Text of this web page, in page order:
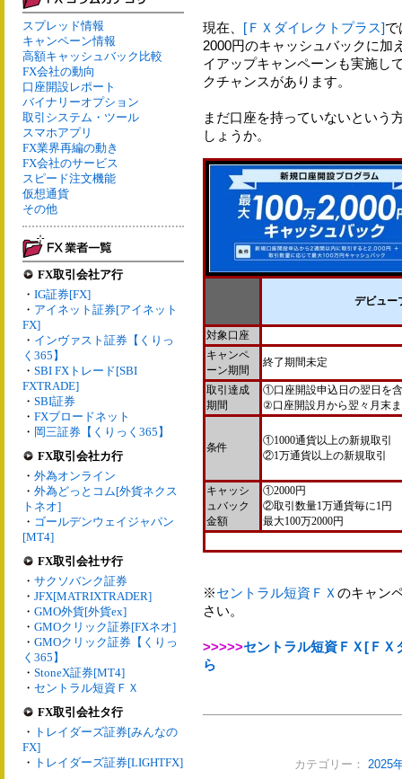
スプレッド情報
キャンペーン情報
高額キャッシュバック比較
FX会社の動向
口座開設レポート
バイナリーオプション
取引システム・ツール
スマホアプリ
FX業界再編の動き
FX会社のサービス
スピード注文機能
仮想通貨
その他
FX取引会社ア行
・ IG証券[FX]
・ アイネット証券[アイネット
FX]
・ インヴァスト証券【くりっ
く365】
・ SBI FXトレード[SBI
FXTRADE]
・ SBI証券
・ FXブロードネット
・ 岡三証券【くりっく365】
FX取引会社カ行
・ 外為オンライン
・ 外為どっとコム[外貨ネクス
トネオ]
・ ゴールデンウェイジャパン
[MT4]
FX取引会社サ行
・ サクソバンク証券
・ JFX[MATRIXTRADER]
・ GMO外貨[外貨ex]
・ GMOクリック証券[FXネオ]
・ GMOクリック証券【くりっ
く365】
・ StoneX証券[MT4]
・ セントラル短資ＦＸ
FX取引会社タ行
・ トレイダーズ証券[みんなの
FX]
・ トレイダーズ証券[LIGHTFX]
現在、 [ＦＸダイレクトプラス]で
2000円のキャッシュバックに加
イアップキャンペーンも実施し
クチャンスがあります。
まだ口座を持っていないという
しょうか。
デビュー
対象口座
キャンペ
ーン期間
終了期間未定
取引達成
期間
①口座開設申込日の翌日を
②口座開設月から翌々月末
条件
①1000通貨以上の新規取引
②1万通貨以上の新規取引
キャッシ
ュバック
金額
①2000円
②取引数量1万通貨毎に1円
最大100万2000円
※セントラル短資ＦＸ のキャン
さい。
>>>>>セントラル短資ＦＸ[Ｆ
ら
カテゴリー： 2025